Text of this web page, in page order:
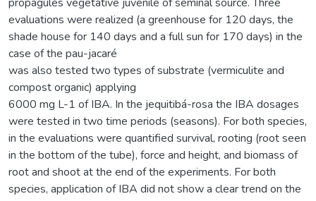
evaluations were realized (a greenhouse for 120 days, the
shade house for 140 days and a full sun for 170 days) in the
case of the pau-jacaré
was also tested two types of substrate (vermiculite and
compost organic) applying
6000 mg L-1 of IBA. In the jequitibá-rosa the IBA dosages
were tested in two time periods (seasons). For both species,
in the evaluations were quantified survival, rooting (root seen
in the bottom of the tube), force and height, and biomass of
root and shoot at the end of the experiments. For both
species, application of IBA did not show a clear trend on the